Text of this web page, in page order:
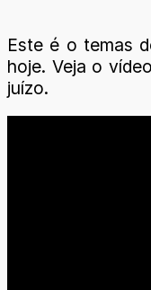
Este é o temas
hoje. Veja o
juízo.